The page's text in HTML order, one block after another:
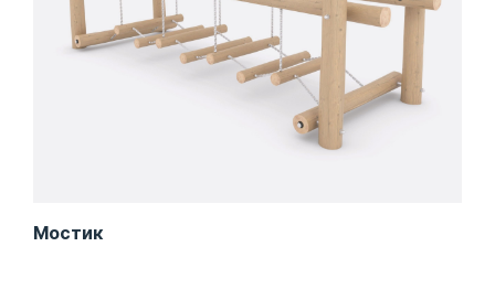
Мостик